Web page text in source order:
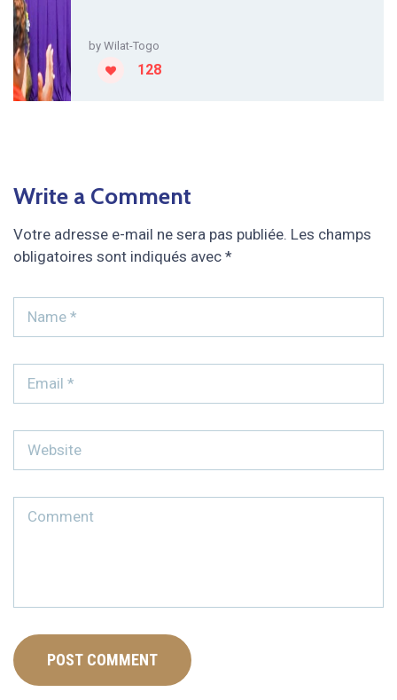
by Wilat-Togo
128
Write a Comment
Votre adresse e-mail ne sera pas publiée. Les champs
obligatoires sont indiqués avec *